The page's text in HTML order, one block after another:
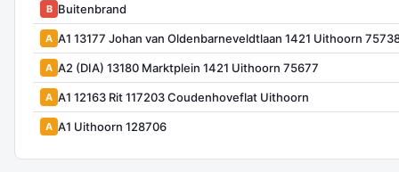
B Buitenbrand
A A1 13177 Johan van Oldenbarneveldtlaan 1421 Uithoorn
A A2 (DIA) 13180 Marktplein 1421 Uithoorn 75677
A A1 12163 Rit 117203 Coudenhoveflat Uithoorn
A A1 Uithoorn 128706